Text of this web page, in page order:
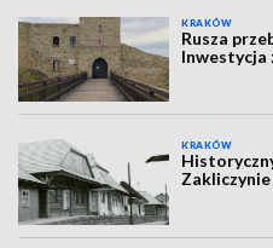
KRAKÓW
Rusza
Inwestycja
KRAKÓW